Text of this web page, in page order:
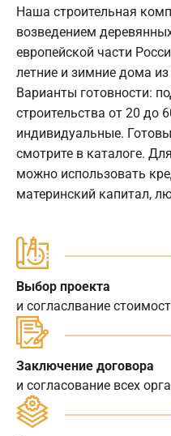
Наша строительная
возведением
европейской части
летние и зимние дома
Варианты готовности:
строительства от 20 до
индивидуальные.
смотрите в каталоге.
можно использовать
материнский капитал,
Выбор проекта
и согласлвание
Заключение договора
и согласование всех